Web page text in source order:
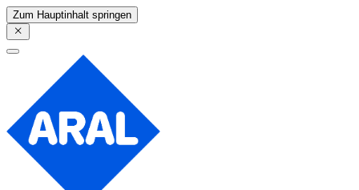
Zum Hauptinhalt springen